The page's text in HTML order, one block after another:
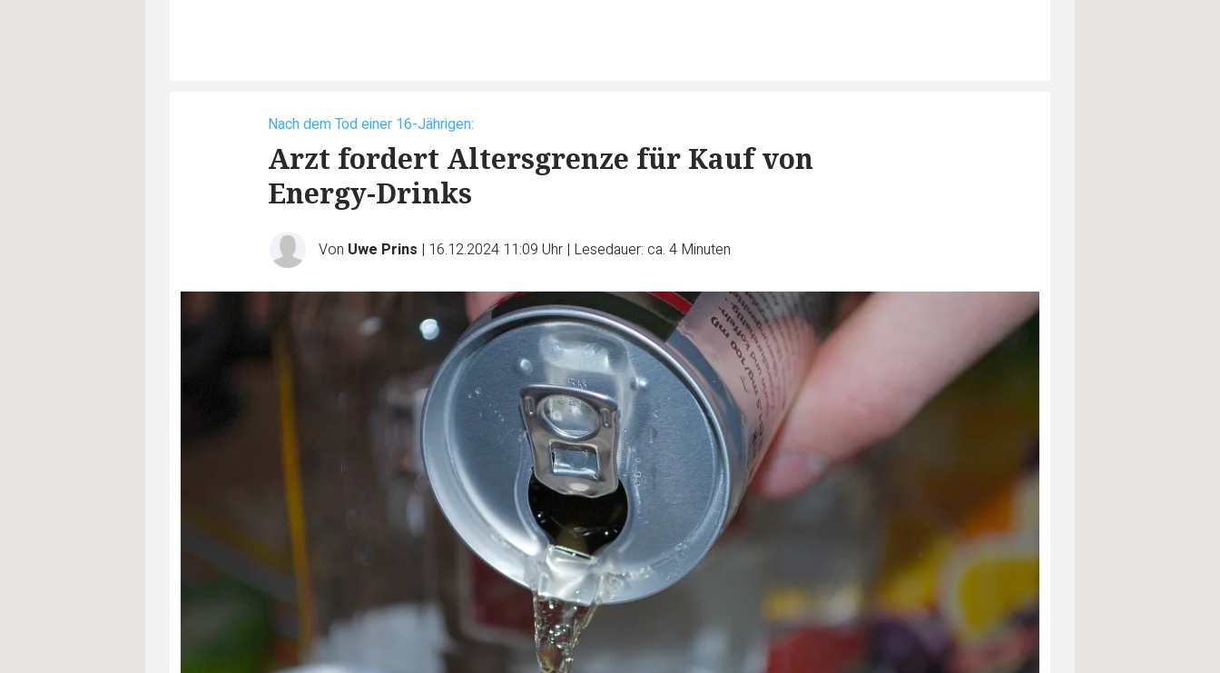
Nach dem Tod einer 16-Jährigen:
Arzt fordert Altersgrenze für Kauf von
Energy-Drinks
Von Uwe Prins | 16.12.2024 11:09 Uhr | Lesedauer: ca. 4 Minuten